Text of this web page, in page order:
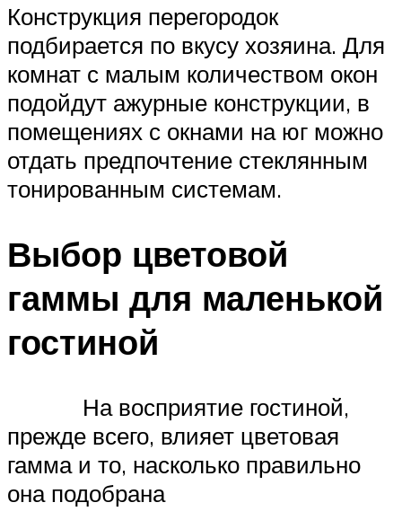
Конструкция перегородок
подбирается по вкусу хозяина. Для
комнат с малым количеством окон
подойдут ажурные конструкции, в
помещениях с окнами на юг можно
отдать предпочтение стеклянным
тонированным системам.
Выбор цветовой
гаммы для маленькой
гостиной
На восприятие гостиной,
прежде всего, влияет цветовая
гамма и то, насколько правильно
она подобрана